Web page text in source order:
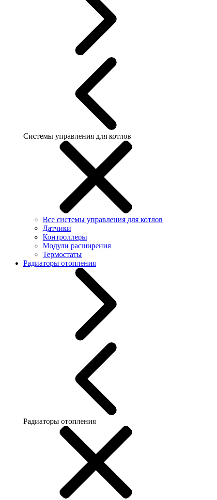
Системы управления для котлов
Все системы управления для котлов
Датчики
Контроллеры
Модули расширения
Термостаты
Радиаторы отопления
Радиаторы отопления